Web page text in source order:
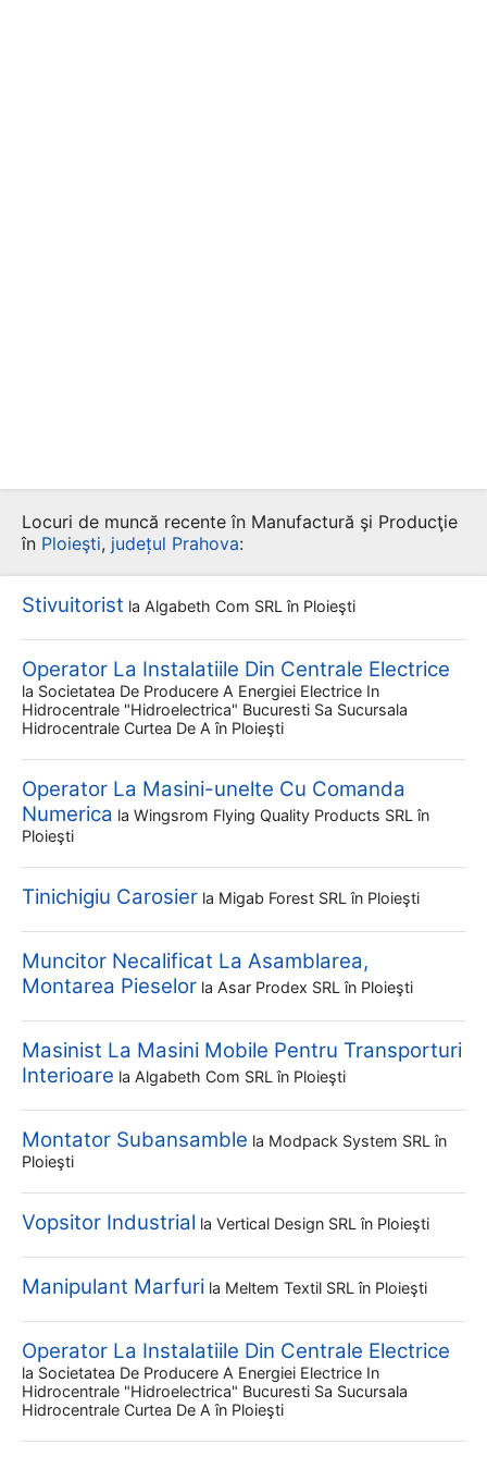
Locuri de muncă recente în Manufactură şi Producţie
în Ploieşti, județul Prahova:
Stivuitorist la Algabeth Com SRL în Ploieşti
Operator La Instalatiile Din Centrale Electrice
la Societatea De Producere A Energiei Electrice In
Hidrocentrale "hidroelectrica" Bucuresti Sa Sucursala
Hidrocentrale Curtea De A în Ploieşti
Operator La Masini-unelte Cu Comanda
Numerica la Wingsrom Flying Quality Products SRL în
Ploieşti
Tinichigiu Carosier la Migab Forest SRL în Ploieşti
Muncitor Necalificat La Asamblarea,
Montarea Pieselor la Asar Prodex SRL în Ploieşti
Masinist La Masini Mobile Pentru Transporturi
Interioare la Algabeth Com SRL în Ploieşti
Montator Subansamble la Modpack System SRL în
Ploieşti
Vopsitor Industrial la Vertical Design SRL în Ploieşti
Manipulant Marfuri la Meltem Textil SRL în Ploieşti
Operator La Instalatiile Din Centrale Electrice
la Societatea De Producere A Energiei Electrice In
Hidrocentrale "hidroelectrica" Bucuresti Sa Sucursala
Hidrocentrale Curtea De A în Ploieşti